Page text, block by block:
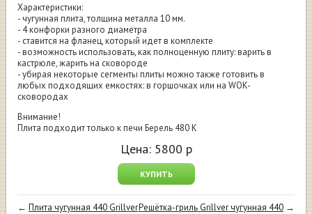
Характеристики:
- чугунная плита, толщина металла 10 мм.
- 4 конфорки разного диаметра
- ставится на фланец, который идет в комплекте
- возможность использовать, как полноценную плиту: варить в
кастрюле, жарить на сковороде
- убирая некоторые сегменты плиты можно также готовить в
любых подходящих емкостях: в горшочках или на WOK-
сковородах
Внимание!
Плита подходит только к печи Берель 480 К
Цена: 5800 р
КУПИТЬ
←Плита чугунная 440 GrillverРешётка-гриль Grillver чугунная 440→